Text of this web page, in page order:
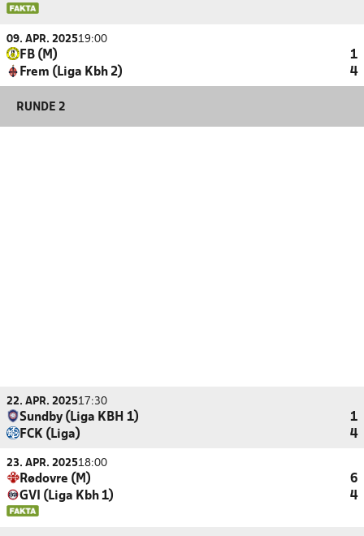
09. APR. 202519:00
FB (M)
1
Frem (Liga Kbh 2)
4
RUNDE 2
22. APR. 202517:30
Sundby (Liga KBH 1)
1
FCK (Liga)
4
23. APR. 202518:00
Rødovre (M)
6
GVI (Liga Kbh 1)
4